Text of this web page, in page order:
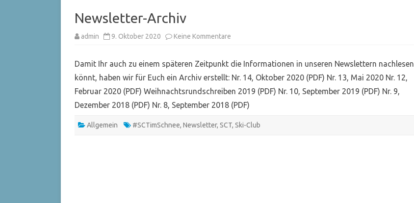
Newsletter-Archiv
admin 9. Oktober 2020 Keine Kommentare
Damit Ihr auch zu einem späteren Zeitpunkt die Informationen in unseren Newslettern nachlesen
könnt, haben wir für Euch ein Archiv erstellt: Nr. 14, Oktober 2020 (PDF) Nr. 13, Mai 2020 Nr. 12,
Februar 2020 (PDF) Weihnachtsrundschreiben 2019 (PDF) Nr. 10, September 2019 (PDF) Nr. 9,
Dezember 2018 (PDF) Nr. 8, September 2018 (PDF)
Allgemein #SCTimSchnee, Newsletter, SCT, Ski-Club